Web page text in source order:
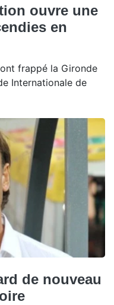
ouvre une
en
frappé la Gironde
Internationale de
de nouveau